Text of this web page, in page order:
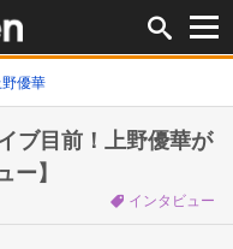
優華
ブ目前！上野優華が
ー】
インタビュー